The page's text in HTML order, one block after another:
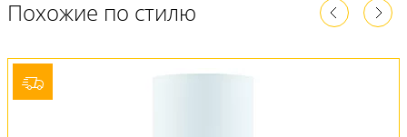
Похожие по стилю